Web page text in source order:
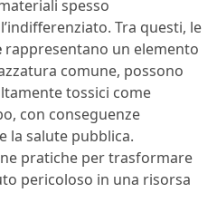
spesso
Tra questi, le
rappresentano un elemento
comune, possono
tossici come
con conseguenze
la salute pubblica.
pratiche per trasformare
pericoloso in una risorsa